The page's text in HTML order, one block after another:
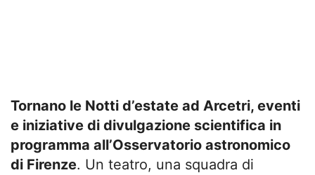
Tornano le Notti d’estate ad Arcetri, eventi
e iniziative di divulgazione scientifica in
programma all’Osservatorio astronomico
di Firenze. Un teatro, una squadra di